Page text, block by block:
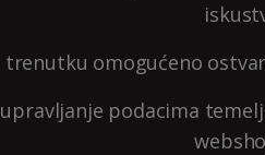
omogućeno
podacima